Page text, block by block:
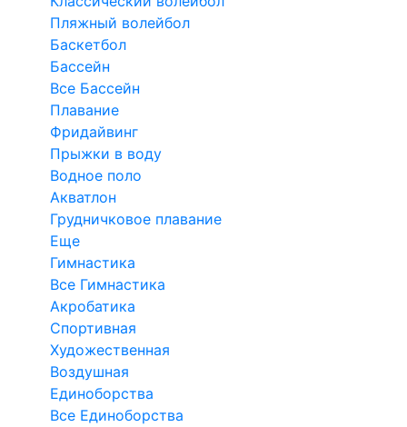
Пляжный волейбол
Баскетбол
Бассейн
Все Бассейн
Плавание
Фридайвинг
Прыжки в воду
Водное поло
Акватлон
Грудничковое плавание
Еще
Гимнастика
Все Гимнастика
Акробатика
Спортивная
Художественная
Воздушная
Единоборства
Все Единоборства